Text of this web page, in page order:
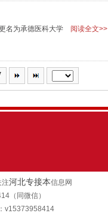
名为承德医科大学 阅读全文>>
注河北专接本信息网
（同微信）
v15373958414